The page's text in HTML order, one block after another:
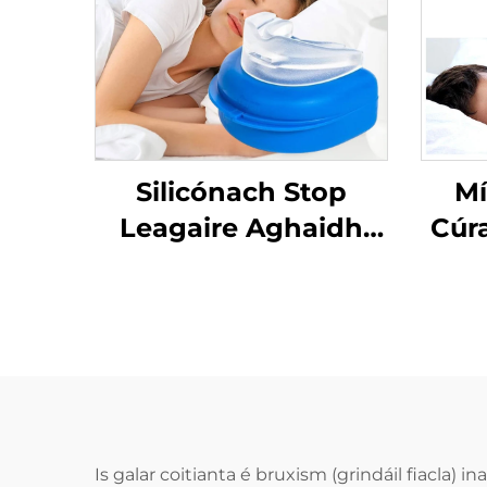
Silicónach Stop
Leagaire Aghaidh
Is galar coitianta é bruxism (grindáil fiacla)